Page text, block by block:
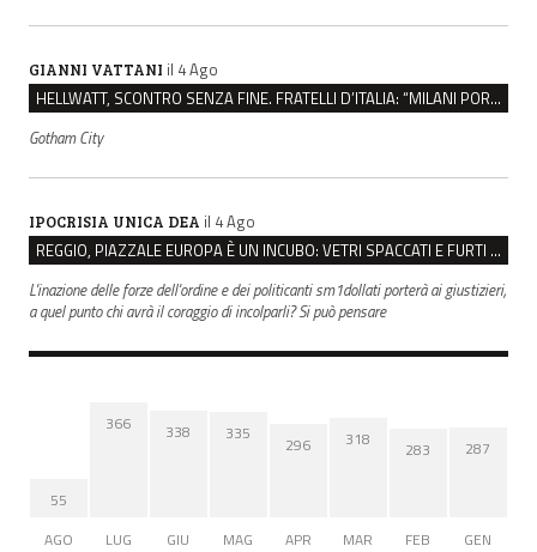
GIANNI VATTANI il 4 Ago
HELLWATT, SCONTRO SENZA FINE. FRATELLI D’ITALIA: “MILANI PORTA DOCUMENTI, DE FRANCO INSULTI”
Gotham City
IPOCRISIA UNICA DEA il 4 Ago
REGGIO, PIAZZALE EUROPA È UN INCUBO: VETRI SPACCATI E FURTI SULLE AUTO IN SOSTA
L'inazione delle forze dell'ordine e dei politicanti sm1dollati porterà ai giustizieri,
a quel punto chi avrà il coraggio di incolparli? Si può pensare
55
AGO
366
LUG
338
GIU
335
MAG
296
APR
318
MAR
283
FEB
287
GEN